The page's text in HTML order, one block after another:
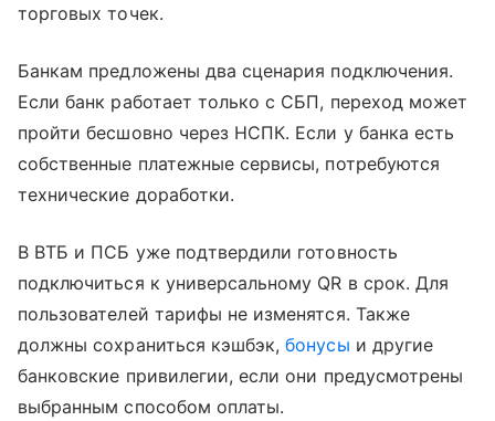
торговых точек.
Банкам предложены два сценария подключения.
Если банк работает только с СБП, переход может
пройти бесшовно через НСПК. Если у банка есть
собственные платежные сервисы, потребуются
технические доработки.
В ВТБ и ПСБ уже подтвердили готовность
подключиться к универсальному QR в срок. Для
пользователей тарифы не изменятся. Также
должны сохраниться кэшбэк,бонусы и другие
банковские привилегии, если они предусмотрены
выбранным способом оплаты.